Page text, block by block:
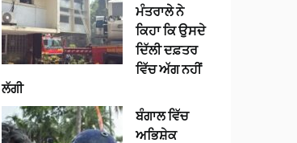
ਮੰਤਰਾਲੇ ਨੇ
ਕਿਹਾ ਕਿ ਉਸਦੇ
ਦਿੱਲੀ ਦਫ਼ਤਰ
ਵਿੱਚ ਅੱਗ ਨਹੀਂ
ਲੱਗੀ
ਬੰਗਾਲ ਵਿੱਚ
ਅਭਿਸ਼ੇਕ